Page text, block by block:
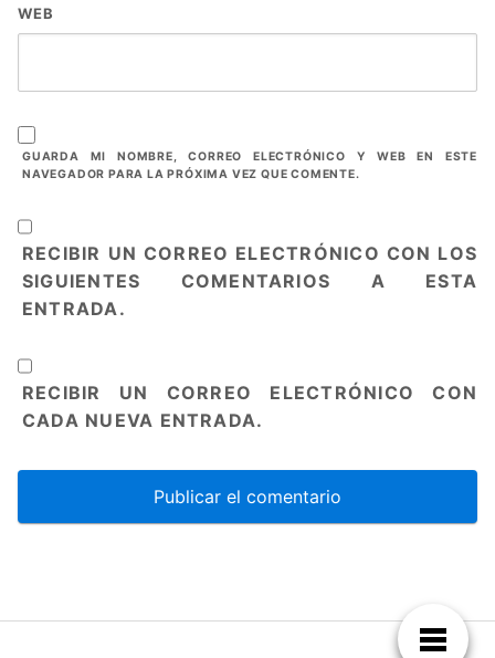
WEB
GUARDA MI NOMBRE, CORREO ELECTRÓNICO Y WEB EN ESTE
NAVEGADOR PARA LA PRÓXIMA VEZ QUE COMENTE.
RECIBIR UN CORREO ELECTRÓNICO CON LOS
SIGUIENTES COMENTARIOS A ESTA
ENTRADA.
RECIBIR UN CORREO ELECTRÓNICO CON
CADA NUEVA ENTRADA.